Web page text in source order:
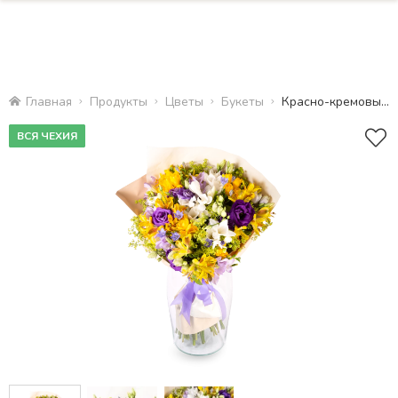
Главная Продукты Цветы Букеты Красно-кремовый букет
ВСЯ ЧЕХИЯ